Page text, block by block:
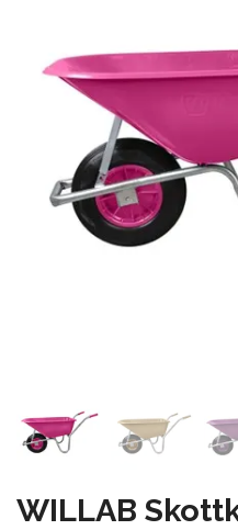
WILLAB